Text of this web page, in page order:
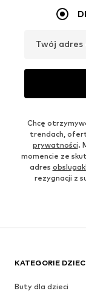
Twój adres
Chcę
trendach,
prywatności.
momencie ze
adres
rezygnacji z
KATEGORIE
Buty dla dzieci